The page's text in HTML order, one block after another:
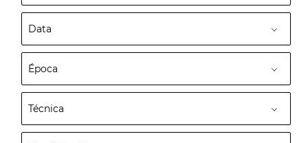
Data
Época
Técnica